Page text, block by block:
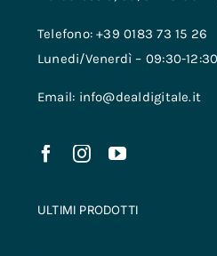
Telefono: +39 0183 73 15 26
Lunedi/Venerdì – 09:30-
Email: info@dealdigitale.it
ULTIMI PRODOTTI